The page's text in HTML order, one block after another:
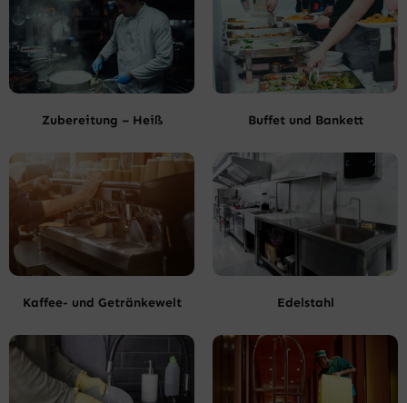
Zubereitung – Heiß
Kaffee- und Getränkewelt
Buffet und Bankett
Edelstahl